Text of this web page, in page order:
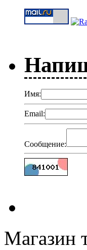
Имя:
Email:
Сообщение:
Магазин